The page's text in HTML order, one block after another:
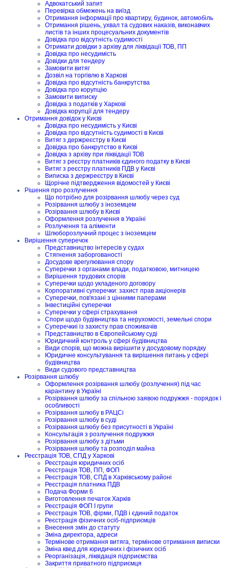
Адвокатський запит
Перевірка обмежень на виїзд
Отримання інформації про квартиру, будинок, автомобіль
Отримання рішень, ухвал та судових наказів, виконавчих
листів та інших процесуальних документів
Довідка про відсутність судимості
Отримати довідки з архіву для ліквідації ТОВ, ПП
Довідка про несудимість
Довідки для тендеру
Замовити витяг
Дозвіл на торгівлю в Харкові
Довідка про відсутність банкрутства
Довідка про корупцію
Замовити виписку
Довідка з податків у Харкові
Довідка корупції для тендеру
Отримання довідок у Києві
Довідка про несудимість у Києві
Довідка про відсутність судимості в Києві
Витяг з держреєстру в Києві
Довідка про банкрутство в Києві
Довідка з архіву при ліквідації ТОВ
Витяг з реєстру платників єдиного податку в Києві
Витяг з реєстру платників ПДВ у Києві
Виписка з держреєстру в Києві
Щорічне підтвердження відомостей у Києві
Рішення про розлучення
Що потрібно для розірвання шлюбу через суд
Розірвання шлюбу з іноземцем
Розірвання шлюбу в Києві
Оформлення розлучення в Україні
Розлучення та аліменти
Шлюборозлучний процес з іноземцем
Вирішення суперечок
Представництво інтересів у судах
Стягнення заборгованості
Досудове врегулювання спору
Суперечки з органами влади, податковою, митницею
Вирішення трудових спорів
Суперечки щодо укладеного договору
Корпоративні суперечки: захист прав акціонерів
Суперечки, пов'язані з цінними паперами
Інвестиційні суперечки
Суперечки у сфері страхування
Спори щодо будівництва та нерухомості, земельні спори
Суперечкиі із захисту прав споживачів
Представництво в Європейському суді
Юридичний контроль у сфері будівництва
Види спорів, що можна вирішити у досудовому порядку
Юридичне консультування та вирішення питань у сфері
будівництва
Види судового представництва
Розірвання шлюбу
Оформлення розірвання шлюбу (розлучення) під час
карантину в Україні
Розірвання шлюбу за спільною заявою подружжя - порядок і
особливості
Розірвання шлюбу в РАЦСі
Розірвання шлюбу в суді
Розірвання шлюбу без присутності в Україні
Консультація з розлучення подружжя
Розірвання шлюбу з дітьми
Розірвання шлюбу та розподіл майна
Реєстрація ТОВ, СПД у Харкові
Реєстрація юридичних осіб
Реєстрація ТОВ, ПП, ФОП
Реєстрація ТОВ, СПД в Харківському районі
Реєстрація платника ПДВ
Подача Форми 6
Виготовлення печаток Харків
Реєстрація ФОП I групи
Реєстрація ТОВ, фірми, ПДВ і єдиний податок
Реєстрація фізичних осіб-підприємців
Внесення змін до статуту
Зміна директора, адреси
Термінове отримання витяга, термінове отримання виписки
Зміна квед для юридичних і фізичних осіб
Реорганізація, ліквідація підприємства
Закриття приватного підприємця